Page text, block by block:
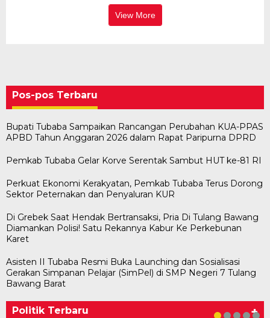
View More
Pos-pos Terbaru
Bupati Tubaba Sampaikan Rancangan Perubahan KUA-PPAS
APBD Tahun Anggaran 2026 dalam Rapat Paripurna DPRD
Pemkab Tubaba Gelar Korve Serentak Sambut HUT ke-81 RI
Perkuat Ekonomi Kerakyatan, Pemkab Tubaba Terus Dorong
Sektor Peternakan dan Penyaluran KUR
Di Grebek Saat Hendak Bertransaksi, Pria Di Tulang Bawang
Diamankan Polisi! Satu Rekannya Kabur Ke Perkebunan
Karet
Asisten II Tubaba Resmi Buka Launching dan Sosialisasi
Gerakan Simpanan Pelajar (SimPel) di SMP Negeri 7 Tulang
Bawang Barat
Politik Terbaru +
Bawaslu Tegaskan Sikap Siap Bersinergi
Di KABAR AKTUAL, POLITIK
Usai Musda, DPD Golkar Tulang Bawang Gelar
Di POLITIK | 11 Mei 2026
M. Aris Pratama Hanan Resmi ‘Nakhodai’ DPD II
Di POLITIK | 1 Mei 2026
Herman HN Lantik Budi Yohanda sebagai
Di POLITIK | 29 Januari 2026
Bupati Tubaba Hadiri Pelantikan Pengurus DPD
Di POLITIK | 28 Januari 2026